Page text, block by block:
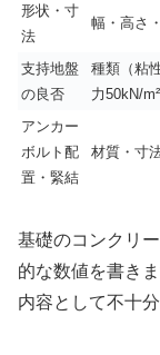
形状・寸
法
幅・高さ
支持地盤
の良否
種類（粘
力50kN/m²
アンカー
ボルト配
置・緊結
材質・寸
基礎のコンクリ
的な数値を書き
内容として不十